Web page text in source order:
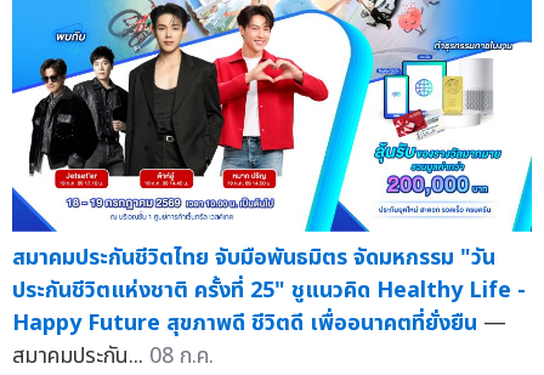
สมาคมประกันชีวิตไทย จับมือพันธมิตร จัดมหกรรม "วัน
ประกันชีวิตแห่งชาติ ครั้งที่ 25" ชูแนวคิด Healthy Life -
Happy Future สุขภาพดี ชีวิตดี เพื่ออนาคตที่ยั่งยืน —
สมาคมประกัน... 08 ก.ค.